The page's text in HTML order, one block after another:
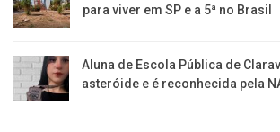
para viver em SP e a 5ª no Brasil
Aluna de Escola Pública de
asteróide e é reconhecida pela